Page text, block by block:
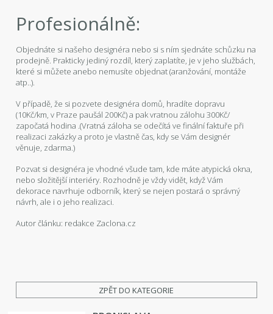
Profesionálně:
Objednáte si našeho designéra nebo si s ním sjednáte schůzku na
prodejně. Prakticky jediný rozdíl, který zaplatíte, je v jeho službách,
které si můžete anebo nemusíte objednat (aranžování, montáže
atp..).
V případě, že si pozvete designéra domů, hradíte dopravu
(10Kč/km, v Praze paušál 200Kč) a pak vratnou zálohu 300Kč/
započatá hodina .(Vratná záloha se odečítá ve finální faktuře při
realizaci zakázky a proto je vlastně čas, kdy se Vám designér
věnuje, zdarma.)
Pozvat si designéra je vhodné všude tam, kde máte atypická okna,
nebo složitější interiéry. Rozhodně je vždy vidět, když Vám
dekorace navrhuje odborník, který se nejen postará o správný
návrh, ale i o jeho realizaci.
Autor článku: redakce Zaclona.cz
ZPĚT DO KATEGORIE